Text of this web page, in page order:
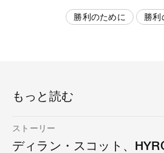
勝利のために 勝利
もっと読む
ストーリー
ディラン・スコット、